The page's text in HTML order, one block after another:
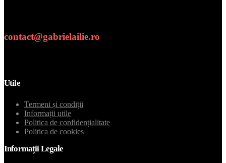
contact@gabrielailie.ro
Utile
Termeni și condiții
Informații utile
Politica de confidențialitate
Politica de cookies
Informații Legale